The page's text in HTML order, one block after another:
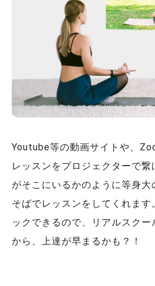
Youtube等の動画サイトや、
レッスンをプロジェクターで
がそこにいるかのように等身
そばでレッスンをしてくれます
ックできるので、リアルスク
から、上達が早まるかも？！